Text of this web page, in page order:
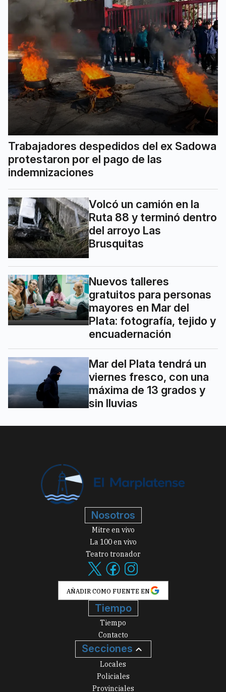
Trabajadores despedidos del ex Sadowa
protestaron por el pago de las
indemnizaciones
Volcó un camión en la
Ruta 88 y terminó dentro
del arroyo Las
Brusquitas
Nuevos talleres
gratuitos para personas
mayores en Mar del
Plata: fotografía, tejido y
encuadernación
Mar del Plata tendrá un
viernes fresco, con una
máxima de 13 grados y
sin lluvias
Nosotros
Mitre en vivo
La 100 en vivo
Teatro tronador
AÑADIR COMO FUENTE EN
Tiempo
Tiempo
Contacto
Secciones
Locales
Policiales
Provinciales